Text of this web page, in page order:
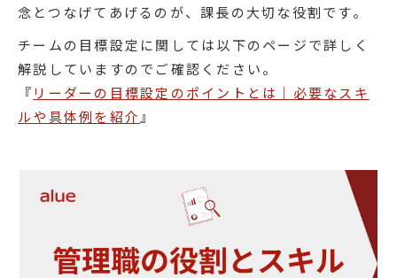
念とつなげてあげるのが、課長の大切な役割です。
チームの目標設定に関しては以下のページで詳しく
解説していますのでご確認ください。
『 リーダーの目標設定のポイントとは｜必要なスキ
ルや具体例を紹介 』